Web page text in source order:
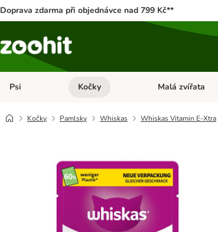
Doprava zdarma při objednávce nad 799 Kč**
Psi Otevřít menu: Psi
Kočky Otevřít menu: Kočky
Malá zvířata
Kočky Pamlsky Whiskas Whiskas Vitamin E-Xtra